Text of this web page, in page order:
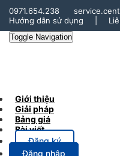
0971.654.238
Hướng dẫn sử dụng
Toggle Navigation
Giới thiệu
Giải pháp
Bảng giá
Bài viết
Đăng ký
Đăng nhập